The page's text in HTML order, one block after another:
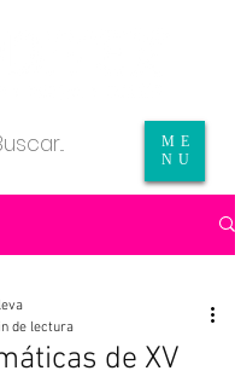
ME
NU
de XV
de lectura